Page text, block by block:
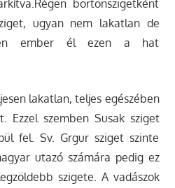
börtönszigetként
ugyan nem lakatlan de
ember él ezen a hat
lakatlan, teljes egészében
Ezzel szemben Susak sziget
fel. Sv. Grgur sziget szinte
utazó számára pedig ez
szigete. A vadászok